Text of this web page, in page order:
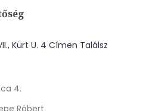
Kürt U. 4 Címen Találsz
4.
Róbert